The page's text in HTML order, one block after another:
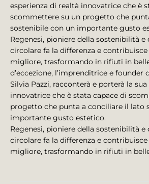
esperienza di realtà innovatrice che è
scommettere su un progetto che
sostenibile con un importante gusto
Regenesi, pioniere della sostenibilità e
circolare fa la differenza e
migliore, trasformando in rifiuti in
d’eccezione, l’imprenditrice e founder
Silvia Pazzi, racconterà e porterà la
innovatrice che è stata capace di
progetto che punta a conciliare il lato
importante gusto estetico.
Regenesi, pioniere della sostenibilità e
circolare fa la differenza e
migliore, trasformando in rifiuti in